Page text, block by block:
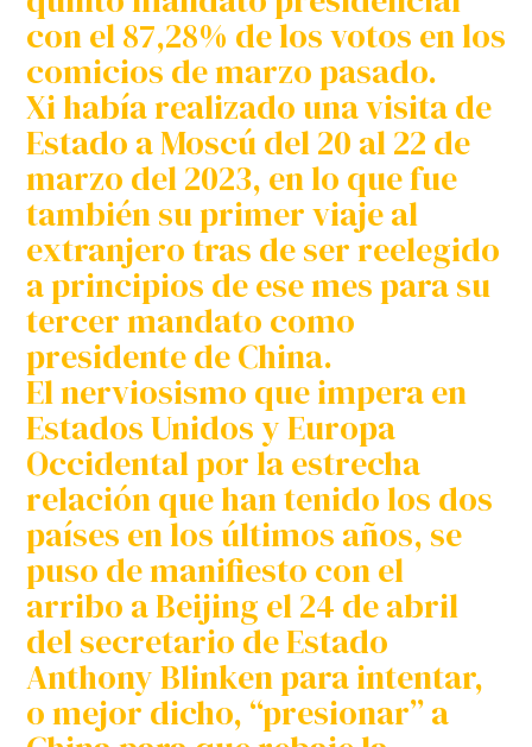
con el 87,28% de los votos en los
comicios de marzo pasado.
Xi había realizado una visita de
Estado a Moscú del 20 al 22 de
marzo del 2023, en lo que fue
también su primer viaje al
extranjero tras de ser reelegido
a principios de ese mes para su
tercer mandato como
presidente de China.
El nerviosismo que impera en
Estados Unidos y Europa
Occidental por la estrecha
relación que han tenido los dos
países en los últimos años, se
puso de manifiesto con el
arribo a Beijing el 24 de abril
del secretario de Estado
Anthony Blinken para intentar,
o mejor dicho, “presionar” a